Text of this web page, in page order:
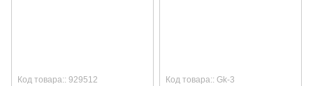
Код товара:: 929512 Код товара:: Gk-3